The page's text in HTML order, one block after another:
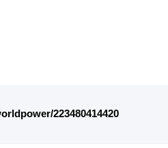
223480414420